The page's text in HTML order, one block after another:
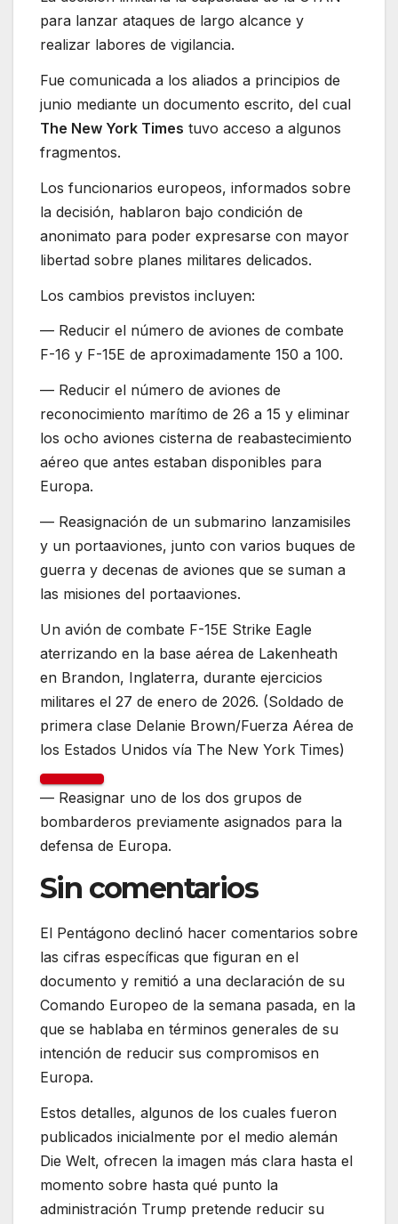
para lanzar ataques de largo alcance y
realizar labores de vigilancia.
Fue comunicada a los aliados a principios de
junio mediante un documento escrito, del cual
The New York Times tuvo acceso a algunos
fragmentos.
Los funcionarios europeos, informados sobre
la decisión, hablaron bajo condición de
anonimato para poder expresarse con mayor
libertad sobre planes militares delicados.
Los cambios previstos incluyen:
— Reducir el número de aviones de combate
F-16 y F-15E de aproximadamente 150 a 100.
— Reducir el número de aviones de
reconocimiento marítimo de 26 a 15 y eliminar
los ocho aviones cisterna de reabastecimiento
aéreo que antes estaban disponibles para
Europa.
— Reasignación de un submarino lanzamisiles
y un portaaviones, junto con varios buques de
guerra y decenas de aviones que se suman a
las misiones del portaaviones.
Un avión de combate F-15E Strike Eagle
aterrizando en la base aérea de Lakenheath
en Brandon, Inglaterra, durante ejercicios
militares el 27 de enero de 2026. (Soldado de
primera clase Delanie Brown/Fuerza Aérea de
los Estados Unidos vía The New York Times)
— Reasignar uno de los dos grupos de
bombarderos previamente asignados para la
defensa de Europa.
Sin comentarios
El Pentágono declinó hacer comentarios sobre
las cifras específicas que figuran en el
documento y remitió a una declaración de su
Comando Europeo de la semana pasada, en la
que se hablaba en términos generales de su
intención de reducir sus compromisos en
Europa.
Estos detalles, algunos de los cuales fueron
publicados inicialmente por el medio alemán
Die Welt, ofrecen la imagen más clara hasta el
momento sobre hasta qué punto la
administración Trump pretende reducir su